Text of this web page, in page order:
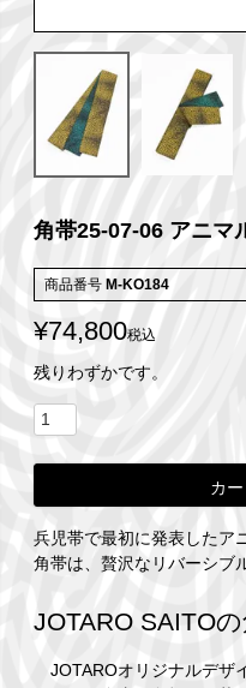
角帯25-07-06 アニマ
商品番号 M-KO184
¥74,800税込
残りわずかです。
カ
兵児帯で最初に発表したア
角帯は、贅沢なリバーシブ
JOTARO SAITO
JOTAROオリジナルデザ